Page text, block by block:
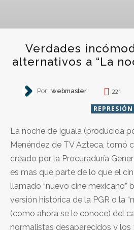
Verdades
alternativos a “La
Por: webmaster 221
REPRESIÓN
La noche de Iguala (producida
Menéndez de TV Azteca, tomó
creado por la Procuraduría
es mas que parte de lo que el
llamado “nuevo cine mexicano”
versión histórica de la PGR o la
(como ahora se le conoce) del
normalistas desaparecidos y los